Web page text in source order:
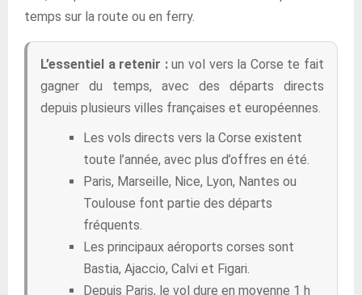
temps sur la route ou en ferry.
L’essentiel a retenir :un vol vers la Corse te fait
gagner du temps, avec des départs directs
depuis plusieurs villes françaises et européennes.
Les vols directs vers la Corse existent
toute l’année, avec plus d’offres en été.
Paris, Marseille, Nice, Lyon, Nantes ou
Toulouse font partie des départs
fréquents.
Les principaux aéroports corses sont
Bastia, Ajaccio, Calvi et Figari.
Depuis Paris, le vol dure en moyenne 1 h